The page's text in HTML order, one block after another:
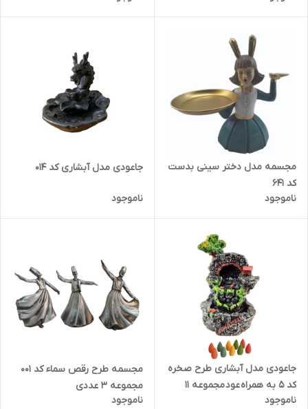
مجسمه مدل دختر سینی بدست
کد 641
ناموجود
جاعودی مدل آبشاری کد 014
ناموجود
جاعودی مدل آبشاری طرح صخره
کد 5 به همراه عود مجموعه 11
عددی
ناموجود
مجسمه طرح رقص سماء کد 001
مجموعه 3 عددی
ناموجود